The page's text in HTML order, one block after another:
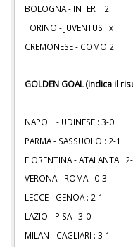
BOLOGNA - INTER : 2
TORINO - JUVENTUS : x
CREMONESE - COMO 2
GOLDEN GOAL (indica il
NAPOLI - UDINESE : 3-0
PARMA - SASSUOLO : 2-1
FIORENTINA - ATALANTA :
VERONA - ROMA : 0-3
LECCE - GENOA : 2-1
LAZIO - PISA : 3-0
MILAN - CAGLIARI : 3-1